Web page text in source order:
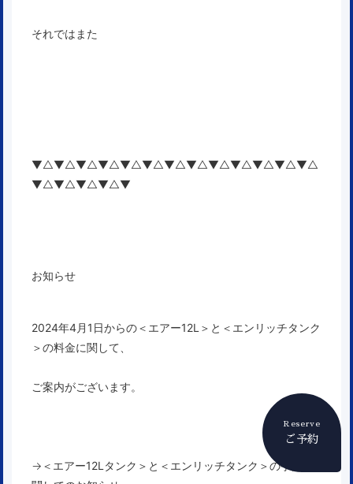
Reserve
ご予約
それではまた
▼△▼△▼△▼△▼△▼△▼△▼△▼△▼△▼△▼△▼△
▼△▼△▼△▼△▼
お知らせ
2024年4月1日からの＜エアー12L＞と＜エンリッチタンク
＞の料金に関して、
ご案内がございます。
→ ＜エアー12Lタンク＞と＜エンリッチタンク＞の手配に